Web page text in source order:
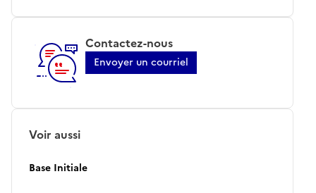
Contactez-nous
Envoyer un courriel
Voir aussi
Base Initiale